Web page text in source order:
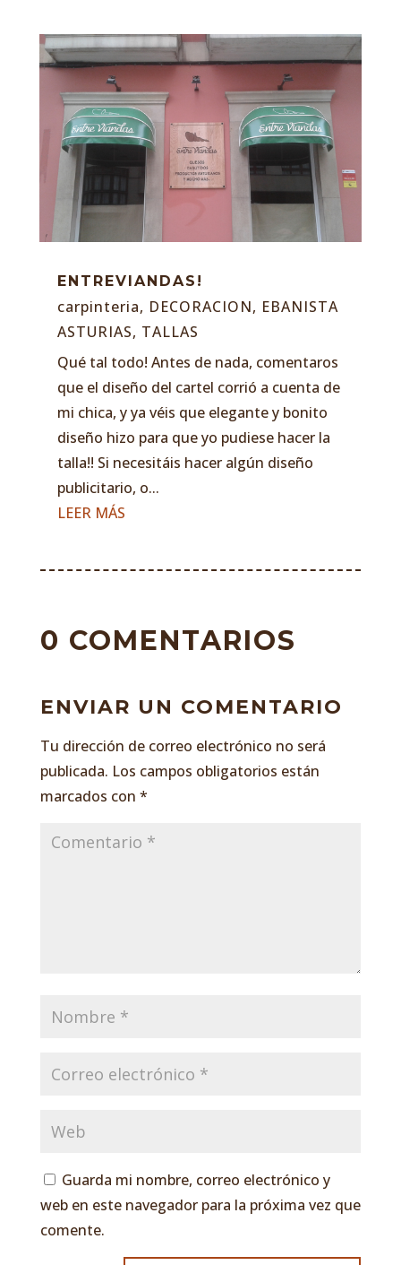
ENTREVIANDAS!
carpinteria, DECORACION, EBANISTA
ASTURIAS, TALLAS
Qué tal todo! Antes de nada, comentaros
que el diseño del cartel corrió a cuenta de
mi chica, y ya véis que elegante y bonito
diseño hizo para que yo pudiese hacer la
talla!! Si necesitáis hacer algún diseño
publicitario, o...
LEER MÁS
0 COMENTARIOS
ENVIAR UN COMENTARIO
Tu dirección de correo electrónico no será
publicada. Los campos obligatorios están
marcados con *
Guarda mi nombre, correo electrónico y
web en este navegador para la próxima vez que
comente.